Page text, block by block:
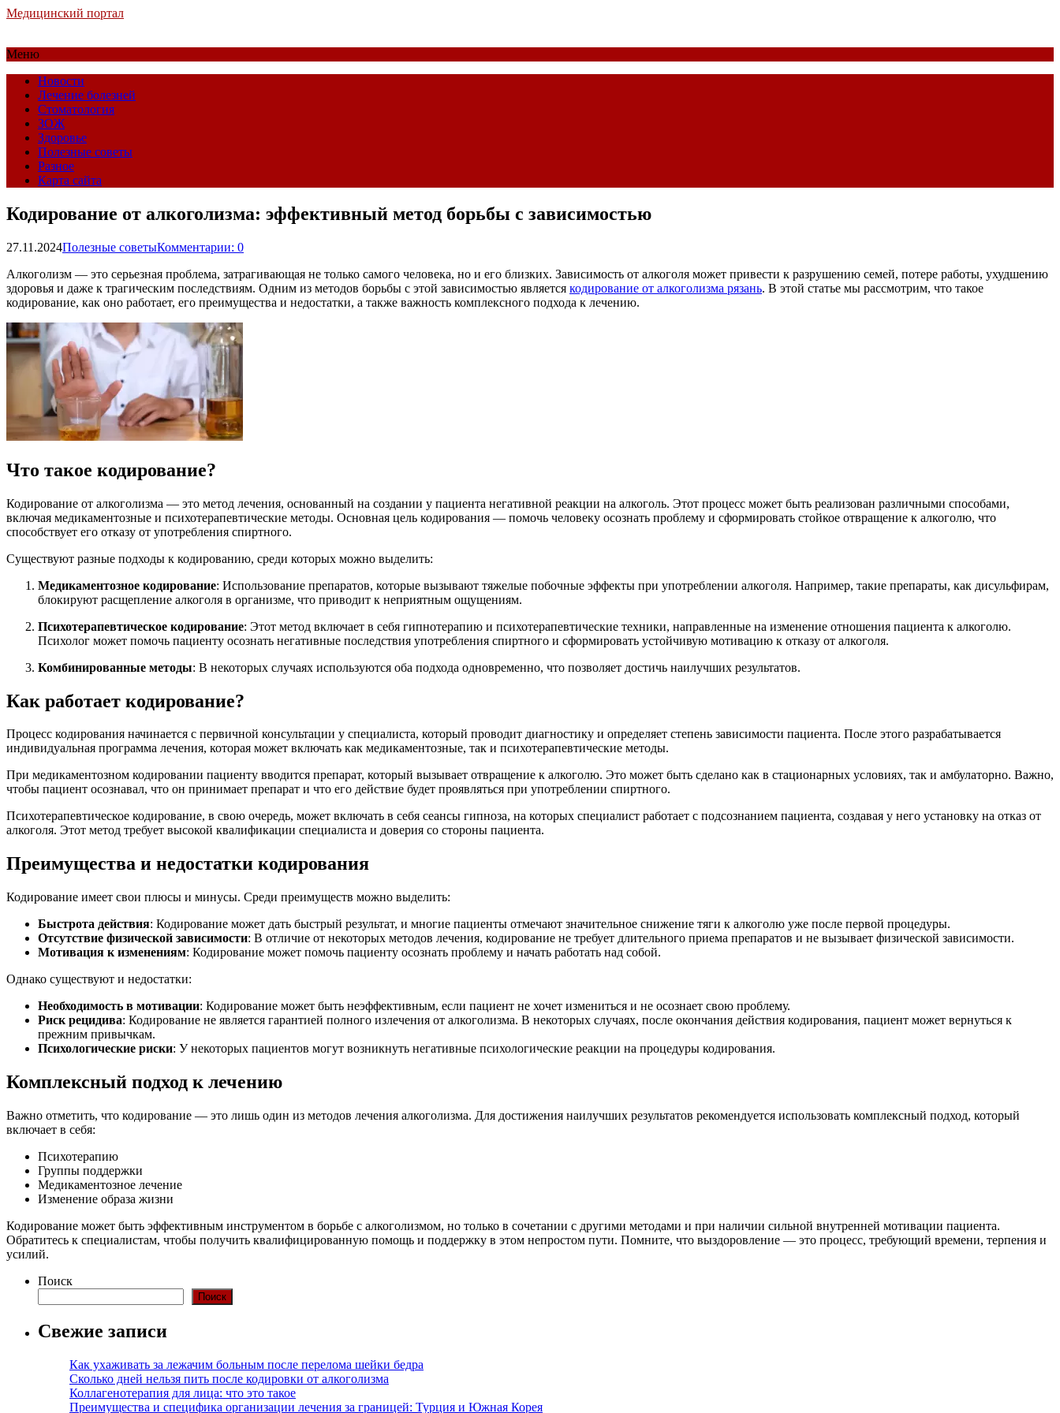
Медицинский портал
Меню
Новости
Лечение болезней
Стоматология
ЗОЖ
Здоровье
Полезные советы
Разное
Карта сайта
Кодирование от алкоголизма: эффективный метод борьбы с зависимостью
27.11.2024Полезные советыКомментарии: 0
Алкоголизм — это серьезная проблема, затрагивающая не только самого человека, но и его близких. Зависимость от алкоголя может привести к разрушению семей, потере работы, ухудшению
здоровья и даже к трагическим последствиям. Одним из методов борьбы с этой зависимостью является кодирование от алкоголизма рязань. В этой статье мы рассмотрим, что такое
кодирование, как оно работает, его преимущества и недостатки, а также важность комплексного подхода к лечению.
Что такое кодирование?
Кодирование от алкоголизма — это метод лечения, основанный на создании у пациента негативной реакции на алкоголь. Этот процесс может быть реализован различными способами,
включая медикаментозные и психотерапевтические методы. Основная цель кодирования — помочь человеку осознать проблему и сформировать стойкое отвращение к алкоголю, что
способствует его отказу от употребления спиртного.
Существуют разные подходы к кодированию, среди которых можно выделить:
Медикаментозное кодирование: Использование препаратов, которые вызывают тяжелые побочные эффекты при употреблении алкоголя. Например, такие препараты, как дисульфирам,
блокируют расщепление алкоголя в организме, что приводит к неприятным ощущениям.
Психотерапевтическое кодирование: Этот метод включает в себя гипнотерапию и психотерапевтические техники, направленные на изменение отношения пациента к алкоголю.
Психолог может помочь пациенту осознать негативные последствия употребления спиртного и сформировать устойчивую мотивацию к отказу от алкоголя.
Комбинированные методы: В некоторых случаях используются оба подхода одновременно, что позволяет достичь наилучших результатов.
Как работает кодирование?
Процесс кодирования начинается с первичной консультации у специалиста, который проводит диагностику и определяет степень зависимости пациента. После этого разрабатывается
индивидуальная программа лечения, которая может включать как медикаментозные, так и психотерапевтические методы.
При медикаментозном кодировании пациенту вводится препарат, который вызывает отвращение к алкоголю. Это может быть сделано как в стационарных условиях, так и амбулаторно. Важно,
чтобы пациент осознавал, что он принимает препарат и что его действие будет проявляться при употреблении спиртного.
Психотерапевтическое кодирование, в свою очередь, может включать в себя сеансы гипноза, на которых специалист работает с подсознанием пациента, создавая у него установку на отказ от
алкоголя. Этот метод требует высокой квалификации специалиста и доверия со стороны пациента.
Преимущества и недостатки кодирования
Кодирование имеет свои плюсы и минусы. Среди преимуществ можно выделить:
Быстрота действия: Кодирование может дать быстрый результат, и многие пациенты отмечают значительное снижение тяги к алкоголю уже после первой процедуры.
Отсутствие физической зависимости: В отличие от некоторых методов лечения, кодирование не требует длительного приема препаратов и не вызывает физической зависимости.
Мотивация к изменениям: Кодирование может помочь пациенту осознать проблему и начать работать над собой.
Однако существуют и недостатки:
Необходимость в мотивации: Кодирование может быть неэффективным, если пациент не хочет измениться и не осознает свою проблему.
Риск рецидива: Кодирование не является гарантией полного излечения от алкоголизма. В некоторых случаях, после окончания действия кодирования, пациент может вернуться к
прежним привычкам.
Психологические риски: У некоторых пациентов могут возникнуть негативные психологические реакции на процедуры кодирования.
Комплексный подход к лечению
Важно отметить, что кодирование — это лишь один из методов лечения алкоголизма. Для достижения наилучших результатов рекомендуется использовать комплексный подход, который
включает в себя:
Психотерапию
Группы поддержки
Медикаментозное лечение
Изменение образа жизни
Кодирование может быть эффективным инструментом в борьбе с алкоголизмом, но только в сочетании с другими методами и при наличии сильной внутренней мотивации пациента.
Обратитесь к специалистам, чтобы получить квалифицированную помощь и поддержку в этом непростом пути. Помните, что выздоровление — это процесс, требующий времени, терпения и
усилий.
Поиск
Поиск
Свежие записи
Как ухаживать за лежачим больным после перелома шейки бедра
Сколько дней нельзя пить после кодировки от алкоголизма
Коллагенотерапия для лица: что это такое
Преимущества и специфика организации лечения за границей: Турция и Южная Корея